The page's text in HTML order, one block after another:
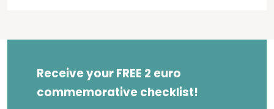
Receive your FREE 2 euro
commemorative checklist!